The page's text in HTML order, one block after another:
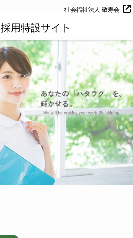
採用特設サイト
社会福祉法人 敬寿会